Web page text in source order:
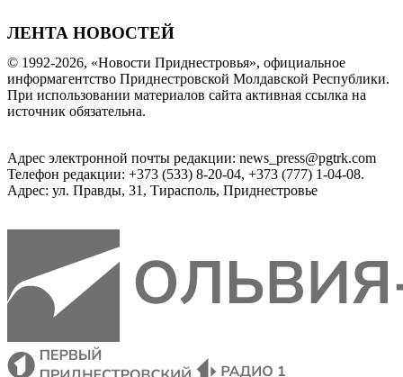
ЛЕНТА НОВОСТЕЙ
© 1992-2026, «Новости Приднестровья», официальное
информагентство Приднестровской Молдавской Республики.
При использовании материалов сайта активная ссылка на
источник обязательна.
Адрес электронной почты редакции: news_press@pgtrk.com
Телефон редакции: +373 (533) 8-20-04, +373 (777) 1-04-08.
Адрес: ул. Правды, 31, Тирасполь, Приднестровье